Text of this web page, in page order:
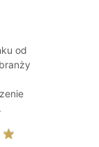
od